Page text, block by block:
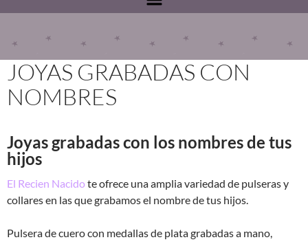
JOYAS GRABADAS CON
NOMBRES
Joyas grabadas con los nombres de tus
hijos
El Recien Nacidote ofrece una amplia variedad de pulseras y
collares en las que grabamos el nombre de tus hijos.
Pulsera de cuero con medallas de plata grabadas a mano,